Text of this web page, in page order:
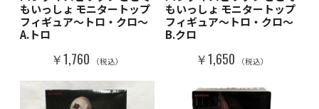
もいっしょ モニタートップ
フィギュア～トロ・クロ～
A.トロ
￥1,760 （税込）
もいっしょ モニタートップ
フィギュア～トロ・クロ～
B.クロ
￥1,650 （税込）